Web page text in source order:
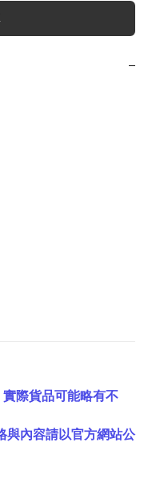
−
際貨品可能略有不
與內容請以官方網站公